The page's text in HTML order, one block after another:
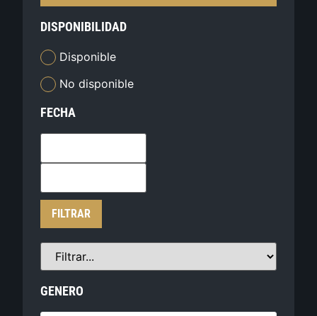
DISPONIBILIDAD
Disponible
No disponible
FECHA
FILTRAR
GENERO